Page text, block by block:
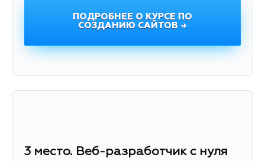
ПОДРОБНЕЕ О КУРСЕ ПО
СОЗДАНИЮ САЙТОВ →
3 место. Веб-разработчик с нуля